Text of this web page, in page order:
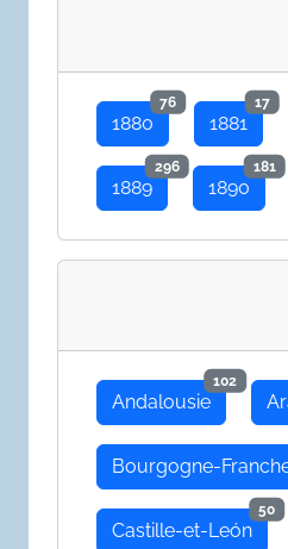
1880
76
1881
17
1889
296
1890
181
Andalousie
102
Bourgogne-
Castille-et-León
50